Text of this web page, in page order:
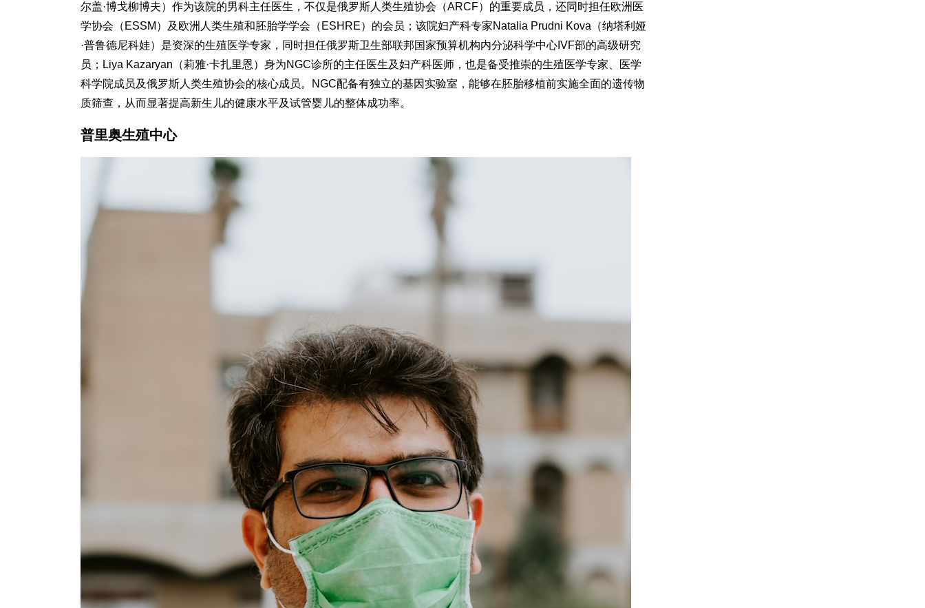
尔盖·博戈柳博夫）作为该院的男科主任医生，不仅是俄罗斯人类生殖协会（ARCF）的重要成员，还同时担任欧洲医
学协会（ESSM）及欧洲人类生殖和胚胎学学会（ESHRE）的会员；该院妇产科专家Natalia Prudni Kova（纳塔利娅
·普鲁德尼科娃）是资深的生殖医学专家，同时担任俄罗斯卫生部联邦国家预算机构内分泌科学中心IVF部的高级研究
员；Liya Kazaryan（莉雅·卡扎里恩）身为NGC诊所的主任医生及妇产科医师，也是备受推崇的生殖医学专家、医学
科学院成员及俄罗斯人类生殖协会的核心成员。NGC配备有独立的基因实验室，能够在胚胎移植前实施全面的遗传物
质筛查，从而显著提高新生儿的健康水平及试管婴儿的整体成功率。
普里奥生殖中心